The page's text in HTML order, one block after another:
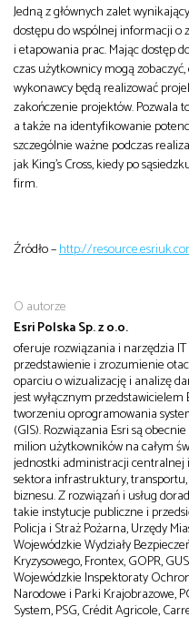
Jedną z głównych zalet
dostępu do wspólnej informacji o
i etapowania prac. Mając dostęp
czas użytkownicy mogą
wykonawcy będą realizować
zakończenie projektów. Pozwala
a także na identyfikowanie
szczególnie ważne podczas
jak King’s Cross, kiedy po
firm.
Źródło –http://
O autorze
Esri Polska Sp. z o.o.
oferuje rozwiązania i narzędzia
przedstawienie i zrozumienie
oparciu o wizualizację i analizę
jest wyłącznym
tworzeniu oprogramowania
(GIS). Rozwiązania Esri są
milion użytkowników na całym
jednostki administracji centralnej
sektora infrastruktury,
biznesu. Z rozwiązań i usług
takie instytucje publiczne i
Policja i Straż Pożarna, Urzędy
Wojewódzkie Wydziały
Kryzysowego, Frontex, GOPR,
Wojewódzkie Inspektoraty
Narodowe i Parki Krajobrazowe,
System, PSG, Crédit Agricole,